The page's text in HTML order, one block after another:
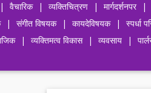
| वैचारिक | व्यक्तिचित्रण | मार्गदर्शनपर |
| संगीत विषयक | कायदेविषयक | स्पर्धा
| व्यक्तिमत्व विकास | व्यवसाय |